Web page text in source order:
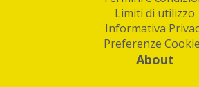
Limiti di utilizzo
Informativa
Preferenze
About